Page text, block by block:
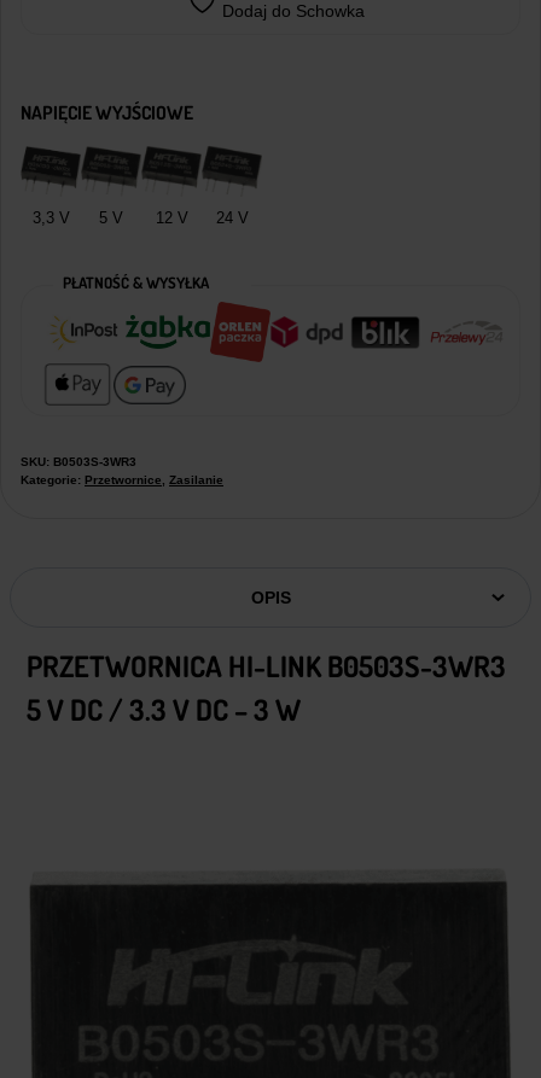
Dodaj do Schowka
NAPIĘCIE WYJŚCIOWE
3,3 V 5 V 12 V 24 V
PŁATNOŚĆ & WYSYŁKA
SKU: B0503S-3WR3
Kategorie: Przetwornice, Zasilanie
OPIS
PRZETWORNICA HI-LINK B0503S-3WR3
5 V DC / 3.3 V DC – 3 W